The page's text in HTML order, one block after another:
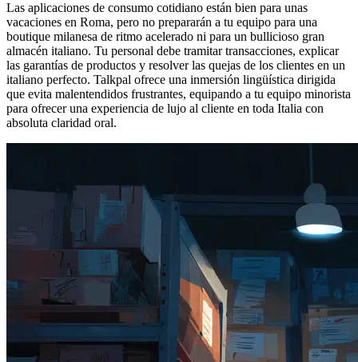
Las aplicaciones de consumo cotidiano están bien para unas
vacaciones en Roma, pero no prepararán a tu equipo para una
boutique milanesa de ritmo acelerado ni para un bullicioso gran
almacén italiano. Tu personal debe tramitar transacciones, explicar
las garantías de productos y resolver las quejas de los clientes en un
italiano perfecto. Talkpal ofrece una inmersión lingüística dirigida
que evita malentendidos frustrantes, equipando a tu equipo minorista
para ofrecer una experiencia de lujo al cliente en toda Italia con
absoluta claridad oral.